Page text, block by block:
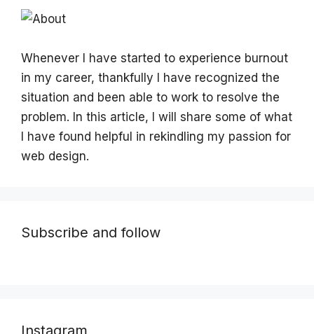
Whenever I have started to experience burnout
in my career, thankfully I have recognized the
situation and been able to work to resolve the
problem. In this article, I will share some of what
I have found helpful in rekindling my passion for
web design.
Subscribe and follow